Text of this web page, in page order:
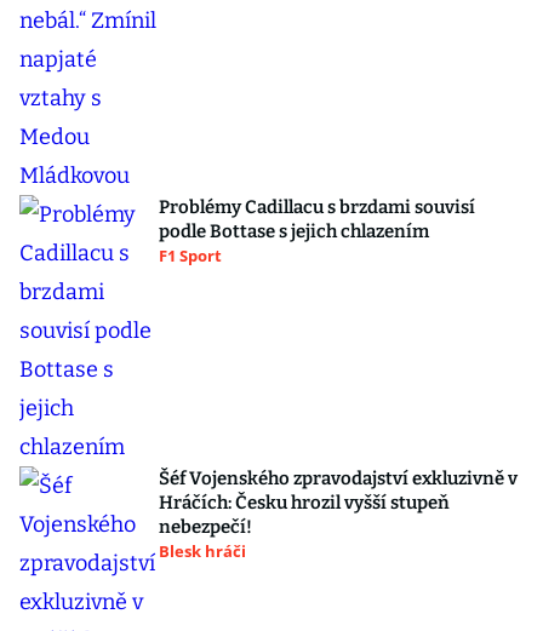
Problémy Cadillacu s brzdami souvisí
podle Bottase s jejich chlazením
F1 Sport
Šéf Vojenského zpravodajství exkluzivně v
Hráčích: Česku hrozil vyšší stupeň
nebezpečí!
Blesk hráči